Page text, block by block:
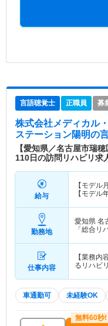
言語聴覚士 正職員 募
株式会社メディカル
ステーション陽明の
【愛知県／名古屋市瑞
110日の訪問リハビリ求
給与
【モデル
【モデル
勤務地
愛知県 名
「総合リ
仕事内容
【業務内
車通勤可 未経験OK